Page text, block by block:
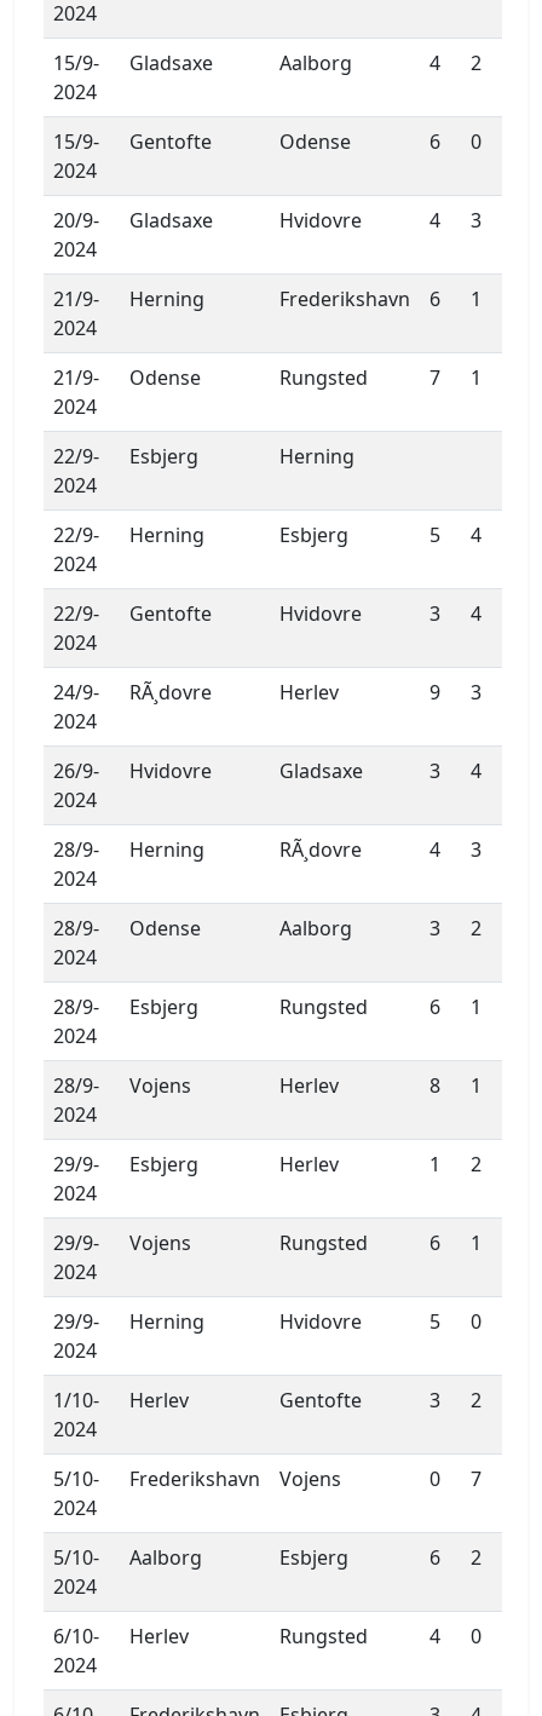
2024
15/9-
2024
Gladsaxe Aalborg 4 2
15/9-
2024
Gentofte Odense 6 0
20/9-
2024
Gladsaxe Hvidovre 4 3
21/9-
2024
Herning Frederikshavn 6 1
21/9-
2024
Odense Rungsted 7 1
22/9-
2024
Esbjerg Herning
22/9-
2024
Herning Esbjerg 5 4
22/9-
2024
Gentofte Hvidovre 3 4
24/9-
2024
RÃ¸dovre Herlev 9 3
26/9-
2024
Hvidovre Gladsaxe 3 4
28/9-
2024
Herning RÃ¸dovre 4 3
28/9-
2024
Odense Aalborg 3 2
28/9-
2024
Esbjerg Rungsted 6 1
28/9-
2024
Vojens Herlev 8 1
29/9-
2024
Esbjerg Herlev 1 2
29/9-
2024
Vojens Rungsted 6 1
29/9-
2024
Herning Hvidovre 5 0
1/10-
2024
Herlev Gentofte 3 2
5/10-
2024
Frederikshavn Vojens 0 7
5/10-
2024
Aalborg Esbjerg 6 2
6/10-
2024
Herlev Rungsted 4 0